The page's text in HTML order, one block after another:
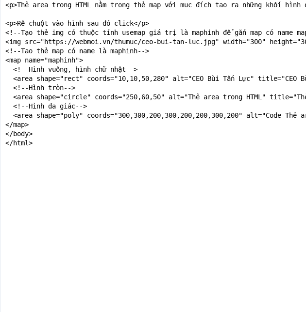
<p>Thẻ area trong HTML nằm trong thẻ map với mục đích tạo ra những khối
<p>Rê chuột vào hình sau đó click</p>
<!--Tạo thẻ img có thuộc tính usemap giá trị là maphinh để gắn map có name
<img src="https://webmoi.vn/thumuc/ceo-bui-tan-luc.jpg" width="300"
<!--Tạo thẻ map có name là maphinh-->
<map name="maphinh">
  <!--Hình vuông, hình chữ nhật-->
<area shape="rect" coords="10,10,50,280" alt="CEO Bùi Tấn Lực" title="CEO
  <!--Hình tròn-->
<area shape="circle" coords="250,60,50" alt="Thẻ area trong HTML"
  <!--Hình đa giác-->
<area shape="poly" coords="300,300,200,300,200,200,300,200" alt="Code
</map>
</body>
</html>